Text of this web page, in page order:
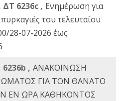
ΔΤ 6236c , Ενημέρωση για
του τελευταίου
28-07-2026 έως
6236b , ΑΝΑΚΟΙΝΩΣΗ
ΓΙΑ ΤΟΝ ΘΑΝΑΤΟ
ΕΝ ΩΡΑ ΚΑΘΗΚΟΝΤΟΣ